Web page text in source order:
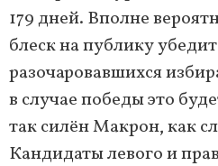
179 дней. Вполне
блеск на публику
разочаровавшихся
в случае победы это
так силён Макрон, как
Кандидаты левого и